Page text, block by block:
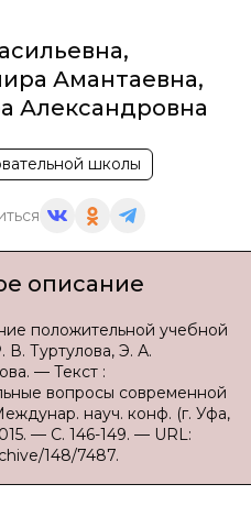
,
Амантаевна,
Александровна
школы
описание
положительной учебной
Туртулова, Э. А.
— Текст :
вопросы современной
науч. конф. (г. Уфа,
— С. 146-149. — URL:
148/7487.